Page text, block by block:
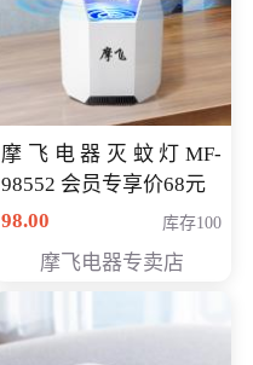
摩飞电器灭蚊灯MF-
98552 会员专享价68元
98.00
库存100
摩飞电器专卖店